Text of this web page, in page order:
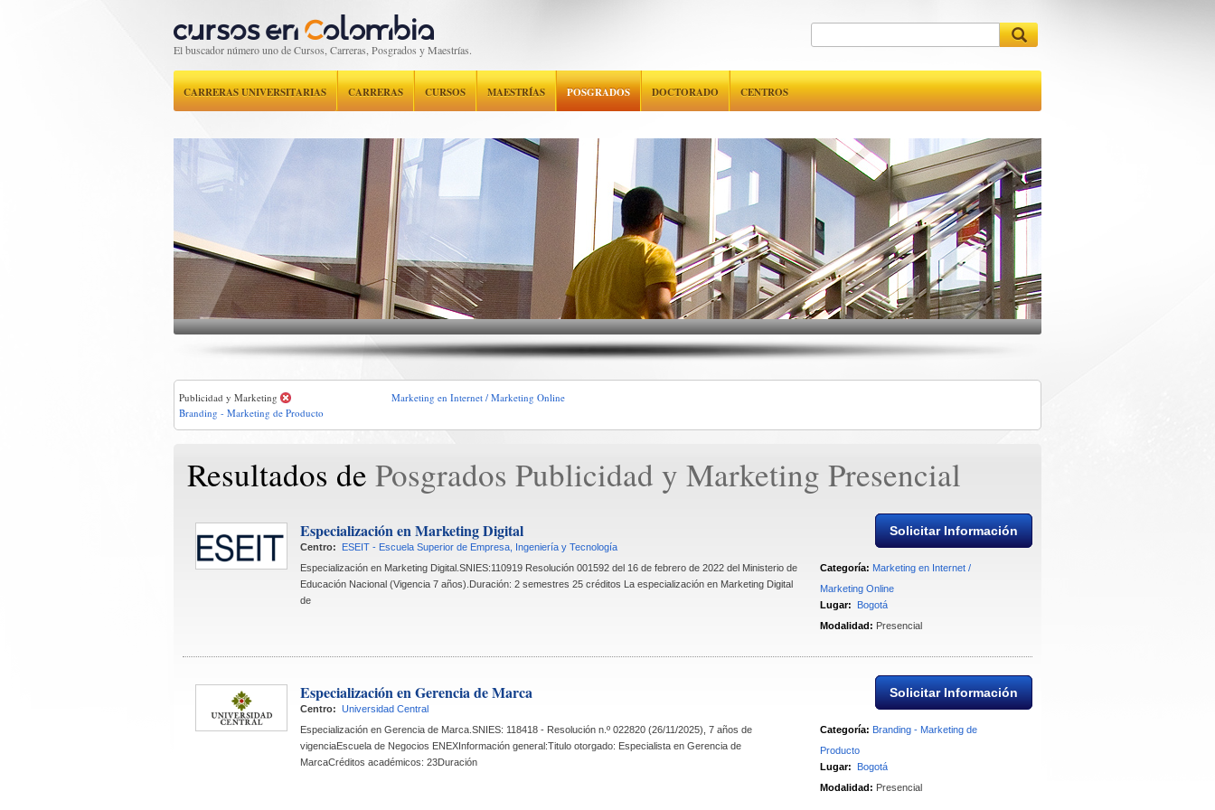
El buscador número uno de Cursos, Carreras, Posgrados y Maestrías.
CARRERAS UNIVERSITARIAS CARRERAS CURSOS MAESTRÍAS POSGRADOS DOCTORADO CENTROS
Publicidad y Marketing
Branding - Marketing de Producto
Marketing en Internet / Marketing Online
Resultados de Posgrados Publicidad y Marketing Presencial
Especialización en Marketing Digital
Centro: ESEIT - Escuela Superior de Empresa, Ingeniería y Tecnología
Solicitar Información
Especialización en Marketing Digital.SNIES:110919 Resolución 001592 del 16 de febrero de 2022 del Ministerio de
Educación Nacional (Vigencia 7 años).Duración: 2 semestres 25 créditos La especialización en Marketing Digital
de
Categoría: Marketing en Internet /
Marketing Online
Lugar:
Bogotá
Modalidad: Presencial
Especialización en Gerencia de Marca
Centro: Universidad Central
Solicitar Información
Especialización en Gerencia de Marca.SNIES: 118418 - Resolución n.º 022820 (26/11/2025), 7 años de
vigenciaEscuela de Negocios ENEXInformación general:Titulo otorgado: Especialista en Gerencia de
MarcaCréditos académicos: 23Duración
Categoría: Branding - Marketing de
Producto
Lugar:
Bogotá
Modalidad: Presencial